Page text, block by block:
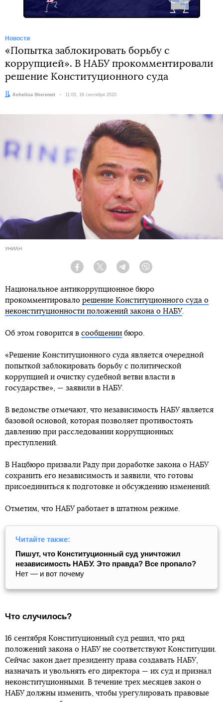
Новости
«Попытка заблокировать борьбу с
коррупцией». В НАБУ прокомментировали
решение Конституционного суда
Автор:
Anhelina Sheremet Дата:
11:05, 18 сентября 2020
УНИАН
Facebook Twitter Telegram
Национальное антикоррупционное бюро
прокомментировало решение Конституционного суда о
неконституционности положений закона о НАБУ.
Об этом говорится в сообщении бюро.
«Решение Конституционного суда является очередной
попыткой заблокировать борьбу с политической
коррупцией и очистку судебной ветви власти в
государстве», — заявили в НАБУ.
В ведомстве отмечают, что независимость НАБУ является
базовой основой, которая позволяет противостоять
давлению при расследовании коррупционных
преступлений.
В Нацбюро призвали Раду при доработке закона о НАБУ
сохранить его независимость и заявили, что готовы
присоединиться к подготовке и обсуждению изменений.
Отметим, что НАБУ работает в штатном режиме.
Читайте также:
Пишут, что Конституционный суд уничтожил
независимость НАБУ. Это правда? Все пропало?
Нет — и вот почему
Что случилось?
16 сентября Конституционный суд решил, что ряд
положений закона о НАБУ не соответствуют Конституции.
Сейчас закон дает президенту права создавать НАБУ,
назначать и увольнять его директора — их суд и признал
неконституционными. В течение трех месяцев закон о
НАБУ должны изменить, чтобы урегулировать правовые